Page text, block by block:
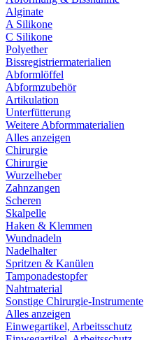
Alginate
A Silikone
C Silikone
Polyether
Bissregistriermaterialien
Abformlöffel
Abformzubehör
Artikulation
Unterfütterung
Weitere Abformmaterialien
Alles anzeigen
Chirurgie
Chirurgie
Wurzelheber
Zahnzangen
Scheren
Skalpelle
Haken & Klemmen
Wundnadeln
Nadelhalter
Spritzen & Kanülen
Tamponadestopfer
Nahtmaterial
Sonstige Chirurgie-Instrumente
Alles anzeigen
Einwegartikel, Arbeitsschutz